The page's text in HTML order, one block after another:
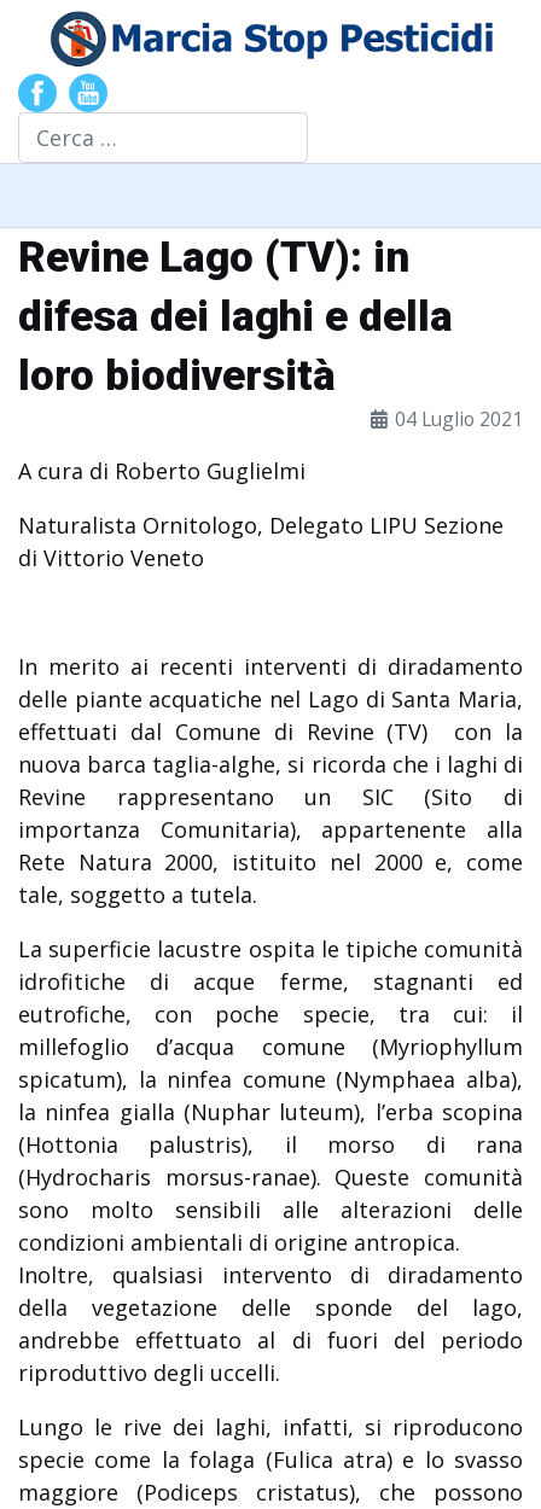
Cerca
Revine Lago (TV): in
difesa dei laghi e della
loro biodiversità
04 Luglio 2021
A cura di Roberto Guglielmi
Naturalista Ornitologo, Delegato LIPU Sezione
di Vittorio Veneto
In merito ai recenti interventi di diradamento
delle piante acquatiche nel Lago di Santa Maria,
effettuati dal Comune di Revine (TV) con la
nuova barca taglia-alghe, si ricorda che i laghi di
Revine rappresentano un SIC (Sito di
importanza Comunitaria), appartenente alla
Rete Natura 2000, istituito nel 2000 e, come
tale, soggetto a tutela.
La superficie lacustre ospita le tipiche comunità
idrofitiche di acque ferme, stagnanti ed
eutrofiche, con poche specie, tra cui: il
millefoglio d’acqua comune (Myriophyllum
spicatum), la ninfea comune (Nymphaea alba),
la ninfea gialla (Nuphar luteum), l’erba scopina
(Hottonia palustris), il morso di rana
(Hydrocharis morsus-ranae). Queste comunità
sono molto sensibili alle alterazioni delle
condizioni ambientali di origine antropica.
Inoltre, qualsiasi intervento di diradamento
della vegetazione delle sponde del lago,
andrebbe effettuato al di fuori del periodo
riproduttivo degli uccelli.
Lungo le rive dei laghi, infatti, si riproducono
specie come la folaga (Fulica atra) e lo svasso
maggiore (Podiceps cristatus), che possono